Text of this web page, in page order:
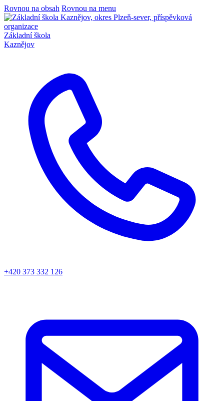
Rovnou na obsah Rovnou na menu
Základní škola
Kaznějov
+420 373 332 126